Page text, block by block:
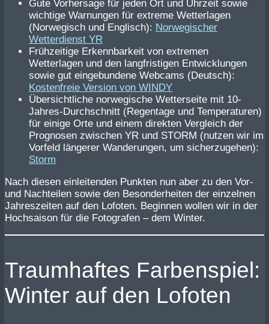
Gute Vorhersage für jeden Ort und Uhrzeit sowie
wichtige Warnungen für extreme Wetterlagen
(Norwegisch und Englisch): Norwegischer
Wetterdienst YR
Frühzeitige Erkennbarkeit von extremen
Wetterlagen und den langfristigen Entwicklungen
sowie gut eingebundene Webcams (Deutsch):
Kostenfreie Version von WINDY
Übersichtliche norwegische Wetterseite mit 10-
Jahres-Durchschnitt (Regentage und Temperaturen)
für einige Orte und einem direkten Vergleich der
Prognosen zwischen YR und STORM (nutzen wir im
Vorfeld längerer Wanderungen, um sicherzugehen):
Storm
Nach diesen einleitenden Punkten nun aber zu den Vor-
und Nachteilen sowie den Besonderheiten der einzelnen
Jahreszeiten auf den Lofoten. Beginnen wollen wir in der
Hochsaison für die Fotografen – dem Winter.
Traumhaftes Farbenspiel:
Winter auf den Lofoten